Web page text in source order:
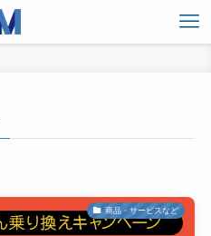
商品・サービスなど